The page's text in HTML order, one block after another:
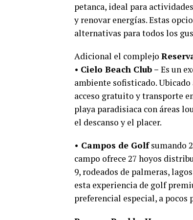
petanca, ideal para
y renovar energías. Estas
alternativas para todos los
Adicional el complejo
• Cielo Beach Club – Es un
ambiente sofisticado.
acceso gratuito y transporte
playa paradisiaca con áreas
el descanso y el placer.
• Campos de Golfsumando
campo ofrece 27 hoyos
9, rodeados de palmeras,
esta experiencia de golf
preferencial especial, a pocos